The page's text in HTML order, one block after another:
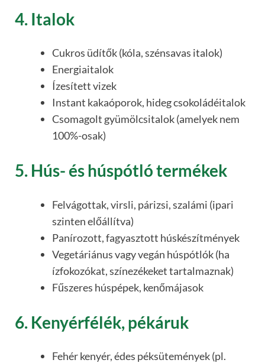
4. Italok
Cukros üdítők (kóla, szénsavas italok)
Energiaitalok
Ízesített vizek
Instant kakaóporok, hideg csokoládéitalok
Csomagolt gyümölcsitalok (amelyek nem
100%-osak)
5. Hús- és húspótló termékek
Felvágottak, virsli, párizsi, szalámi (ipari
szinten előállítva)
Panírozott, fagyasztott húskészítmények
Vegetáriánus vagy vegán húspótlók (ha
ízfokozókat, színezékeket tartalmaznak)
Fűszeres húspépek, kenőmájasok
6. Kenyérfélék, pékáruk
Fehér kenyér, édes péksütemények (pl.